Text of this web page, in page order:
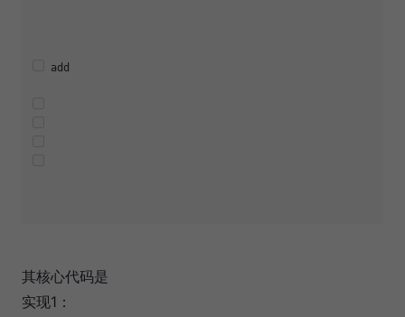
其核心代码是
实现1：